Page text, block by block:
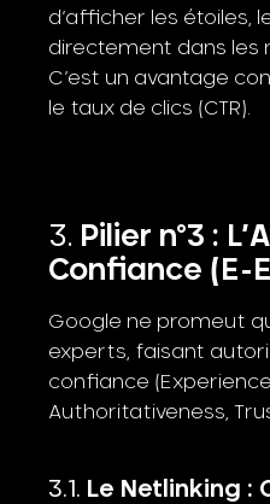
d’afficher les étoiles,
directement dans les
C’est un avantage
le taux de clics (CTR).
Pilier n°3 :
Confiance (E-
Google ne promeut
experts, faisant
confiance
Authoritativeness,
Le Netlinking :